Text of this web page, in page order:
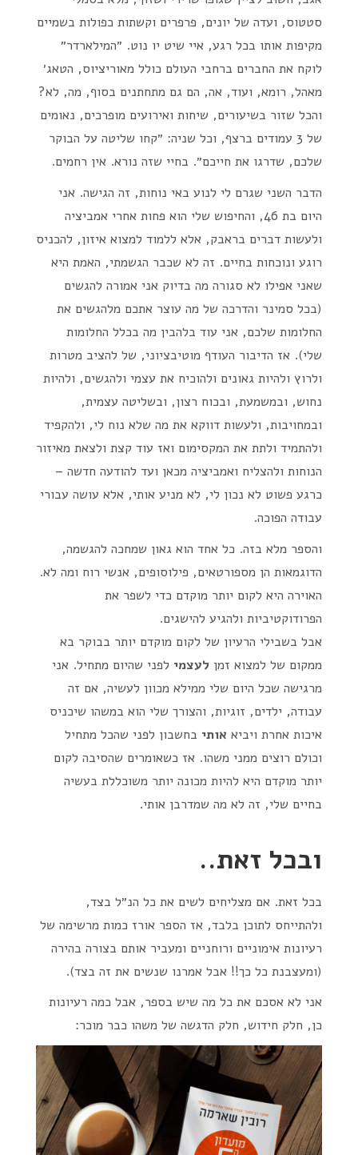
סטטוס, ועדה של יונים, פרפרים וקשתות כפולות בשמיים
מקיפות אותו בכל רגע, איי שיט יו נוט. ״המילארדר״
לוקח את החברים ברחבי העולם כולל מאוריציוס, הטאג׳
מאהל, רומא, ועוד, אה, הם גם מתחתנים בסוף, מה, לא?
והכל שזור בשיעורים, שיחות ואירועים מופרכים, נאומים
של 3 עמודים ברצף, וכל שניה: ״קחו שליטה על הבוקר
שלכם, שדרגו את חייכם״. בחיי שזה נורא. אין רחמים.
הדבר השני שגרם לי לנוע באי נוחות, זה הגישה. אני
היום בת 46, והחיפוש שלי הוא פחות אחרי אמביציה
ולעשות דברים בראבק, אלא ללמוד למצוא איזון, להכניס
רוגע ונוכחות בחיים. זה לא שכבר הגשמתי, האמת היא
שאני אפילו לא סגורה מה בדיוק אני אמורה להגשים
(בכל סמינר והדרכה של מה עוצר אתכם מלהגשים את
החלומות שלכם, אני עוד בלהבין מה בכלל החלומות
שלי). אז הדיבור העודף מוטיבציוני, של להציב מטרות
ולרוץ ולהיות גאונים ולהוכיח את עצמי ולהגשים, ולהיות
נחוש, ובמשמעת, ובכוח רצון, ובשליטה עצמית,
ובמחויבות, ולעשות דווקא את מה שלא נוח לי, ולהקפיד
ולהתמיד ולתת את המקסימום ואז עוד קצת ולצאת מאיזור
הנוחות ולהצליח ואמביציה מכאן ועד להודעה חדשה –
כרגע פשוט לא נכון לי, לא מניע אותי, אלא עושה עבורי
עבודה הפוכה.
והספר מלא בזה. כל אחד הוא גאון שמחכה להגשמה,
הדוגמאות הן מספורטאים, פילוסופים, אנשי רוח ומה לא.
האוירה היא לקום יותר מוקדם כדי לשפר את
הפרודוקטיביות ולהגיע להישגים.
אבל בשבילי הרעיון של לקום מוקדם יותר בבוקר בא
ממקום של למצוא זמן לעצמי לפני שהיום מתחיל. אני
מרגישה שכל היום שלי ממילא מכוון לעשיה, אם זה
עבודה, ילדים, זוגיות, והצורך שלי הוא במשהו שיכניס
איכות אחרת ויביא אותי בחשבון לפני שהכל מתחיל
וכולם רוצים ממני משהו. אז כשאומרים שהסיבה לקום
יותר מוקדם היא להיות מכונה יותר משוכללת בעשיה
בחיים שלי, זה לא מה שמדרבן אותי.
ובכל זאת..
בכל זאת. אם מצליחים לשים את כל הנ״ל בצד,
ולהתייחס לתוכן בלבד, אז הספר אורז כמות מרשימה של
רעיונות אימוניים ורוחניים ומעביר אותם בצורה בהירה
(ומעצבנת כל כך!! אבל אמרנו שנשים את זה בצד).
אני לא אסכם את כל מה שיש בספר, אבל כמה רעיונות
כן, חלק חידוש, חלק הדגשה של משהו כבר מוכר: